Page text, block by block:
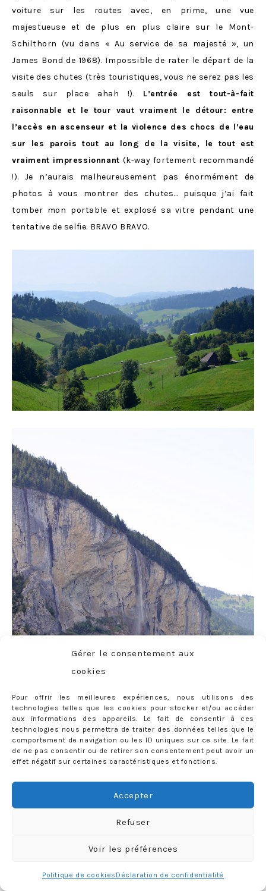
Gérer le consentement aux
cookies
Pour offrir les meilleures expériences, nous utilisons des
technologies telles que les cookies pour stocker et/ou accéder
aux informations des appareils. Le fait de consentir à ces
technologies nous permettra de traiter des données telles que le
comportement de navigation ou les ID uniques sur ce site. Le fait
de ne pas consentir ou de retirer son consentement peut avoir un
effet négatif sur certaines caractéristiques et fonctions.
Accepter
Refuser
Voir les préférences
Politique de cookies Déclaration de confidentialité
voiture sur les routes avec, en prime, une vue
majestueuse et de plus en plus claire sur le Mont-
Schilthorn (vu dans « Au service de sa majesté », un
James Bond de 1968). Impossible de rater le départ de la
visite des chutes (très touristiques, vous ne serez pas les
seuls sur place ahah !). L’entrée est tout-à-fait
raisonnable et le tour vaut vraiment le détour: entre
l’accès en ascenseur et la violence des chocs de l’eau
sur les parois tout au long de la visite, le tout est
vraiment impressionnant (k-way fortement recommandé
!). Je n’aurais malheureusement pas énormément de
photos à vous montrer des chutes… puisque j’ai fait
tomber mon portable et explosé sa vitre pendant une
tentative de selfie. BRAVO BRAVO.